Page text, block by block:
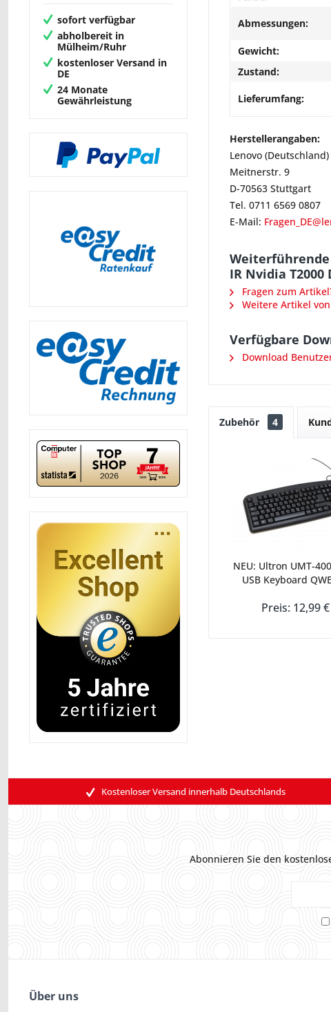
sofort verfügbar
abholbereit in
Mülheim/Ruhr
kostenloser Versand in
DE
24 Monate
Gewährleistung
Abmessungen:
Gewicht:
Zustand:
Lieferumfang:
Herstellerangaben:
Lenovo (Deutschland)
Meitnerstr. 9
D-70563 Stuttgart
Tel. 0711 6569 0807
E-Mail:
Weiterführende
IR Nvidia T2000
Fragen zum
Weitere Artikel
Verfügbare
Download
Zubehör 4
NEU: Ultron UMT-
USB Keyboard
Preis: 12,99
Kostenloser Versand innerhalb Deutschlands
Abonnieren Sie den
Über uns